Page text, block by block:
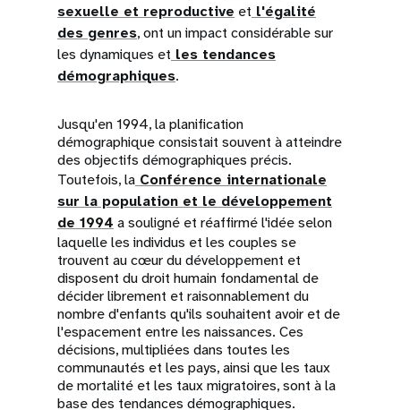
sexuelle et reproductive et l'égalité
des genres, ont un impact considérable sur
les dynamiques et les tendances
démographiques.
Jusqu'en 1994, la planification
démographique consistait souvent à atteindre
des objectifs démographiques précis.
Toutefois, la Conférence internationale
sur la population et le développement
de 1994 a souligné et réaffirmé l'idée selon
laquelle les individus et les couples se
trouvent au cœur du développement et
disposent du droit humain fondamental de
décider librement et raisonnablement du
nombre d'enfants qu'ils souhaitent avoir et de
l'espacement entre les naissances. Ces
décisions, multipliées dans toutes les
communautés et les pays, ainsi que les taux
de mortalité et les taux migratoires, sont à la
base des tendances démographiques.